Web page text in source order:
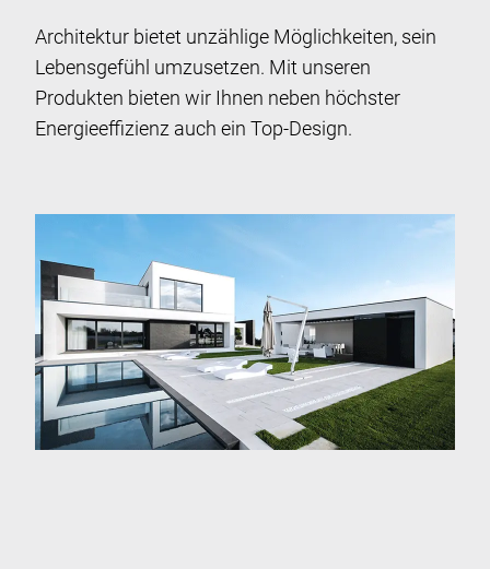
Architektur bietet unzählige Möglichkeiten, sein
Lebensgefühl umzusetzen. Mit unseren
Produkten bieten wir Ihnen neben höchster
Energieeffizienz auch ein Top-Design.